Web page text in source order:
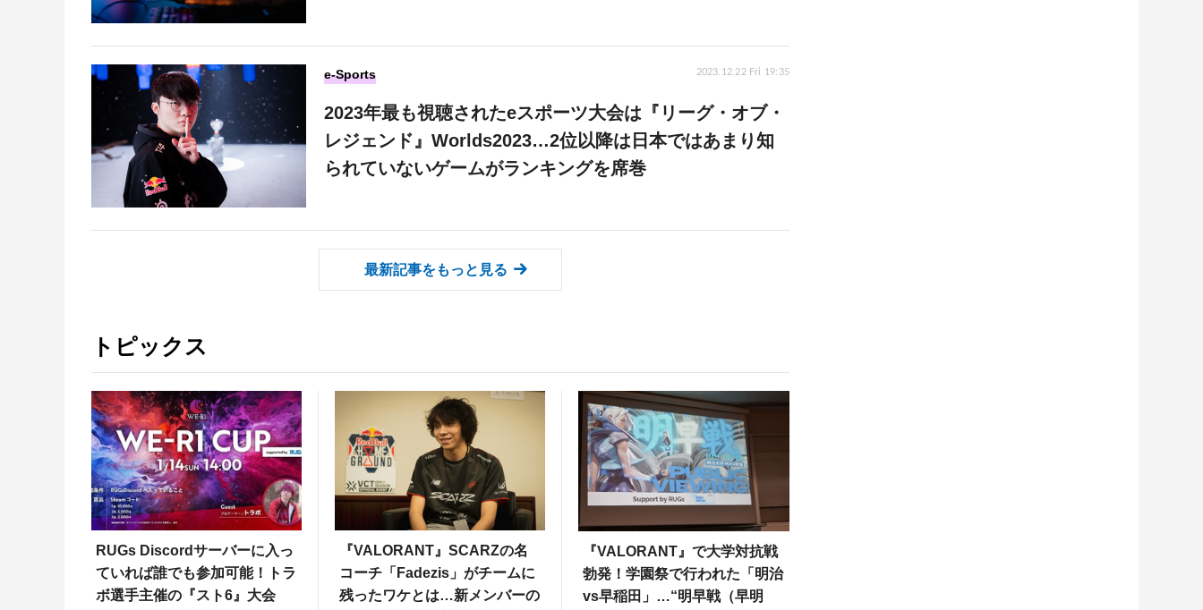
e-Sports 2023.12.22 Fri 19:35
2023年最も視聴されたeスポーツ大会は『リーグ・オブ・
レジェンド』Worlds2023…2位以降は日本ではあまり知
られていないゲームがランキングを席巻
最新記事をもっと見る
トピックス
RUGs Discordサーバーに入っ
ていれば誰でも参加可能！トラ
ボ選手主催の『スト6』大会
『VALORANT』SCARZの名
コーチ「Fadezis」がチームに
残ったワケとは…新メンバーの
『VALORANT』で大学対抗戦
勃発！学園祭で行われた「明治
vs早稲田」…“明早戦（早明